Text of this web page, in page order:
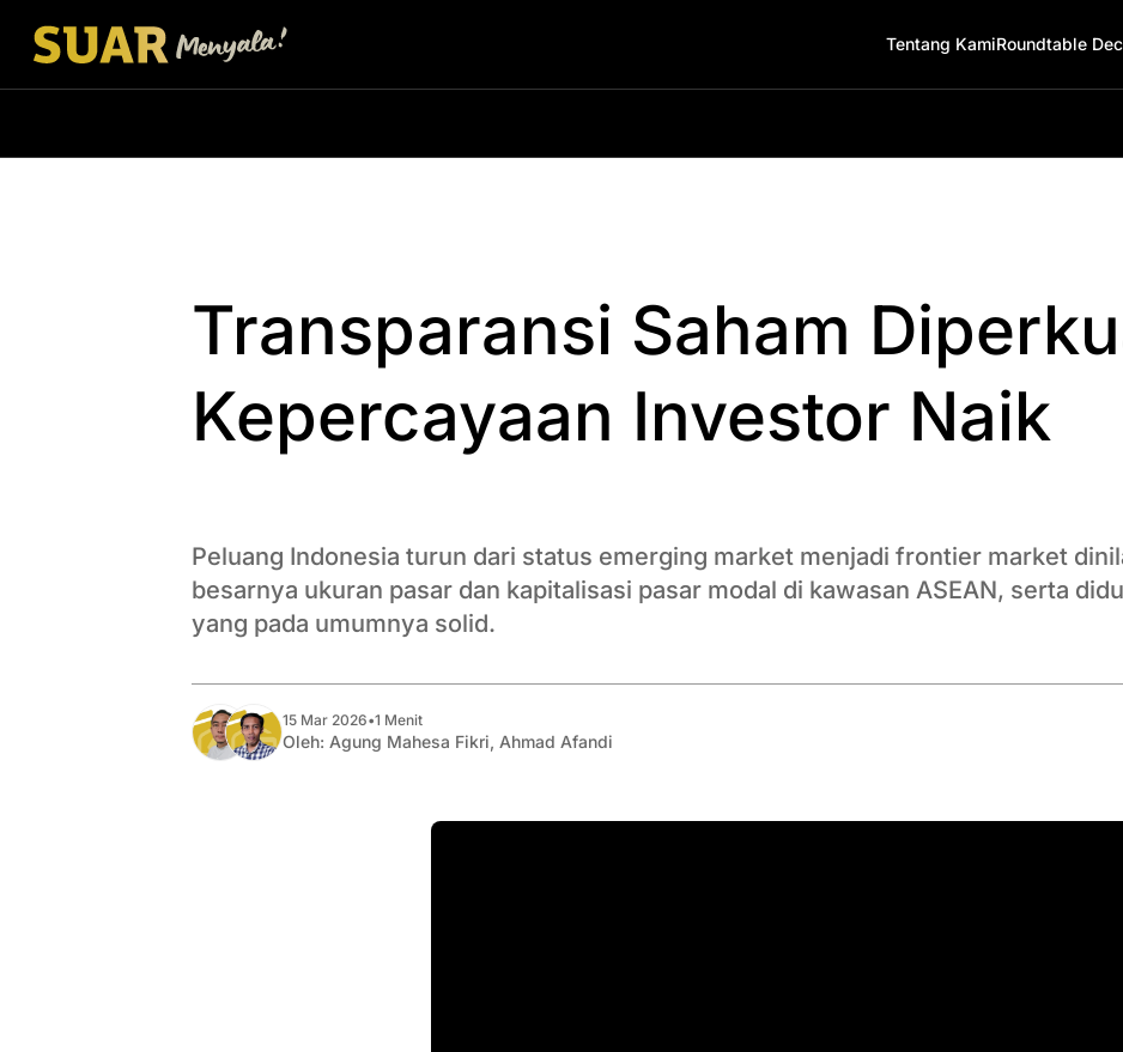
Tentang KamiRoundtable
Transparansi Saham
Kepercayaan Investor Naik
Peluang Indonesia turun dari status emerging market menjadi frontier market
besarnya ukuran pasar dan kapitalisasi pasar modal di kawasan ASEAN, serta
yang pada umumnya solid.
15 Mar 2026•1 Menit
Oleh: Agung Mahesa Fikri, Ahmad Afandi